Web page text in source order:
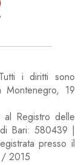
i diritti sono
19
Registro delle
Bari: 580439 |
presso il
/ 2015